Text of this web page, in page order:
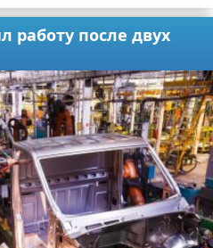
работу после двух